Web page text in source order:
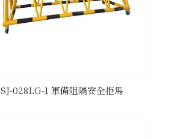
SJ-028LG-1 軍備阻隔安全拒馬